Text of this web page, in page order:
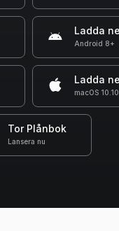
Ladda
Android 8+
Ladda
macOS
Tor Plånbok
Lansera nu